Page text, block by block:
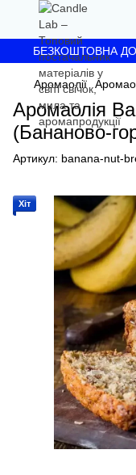
БЕЗКОШТОВНА
Аромаолії
Аромаолія
(Бананово-
Артикул: banana-nut-
Хіт